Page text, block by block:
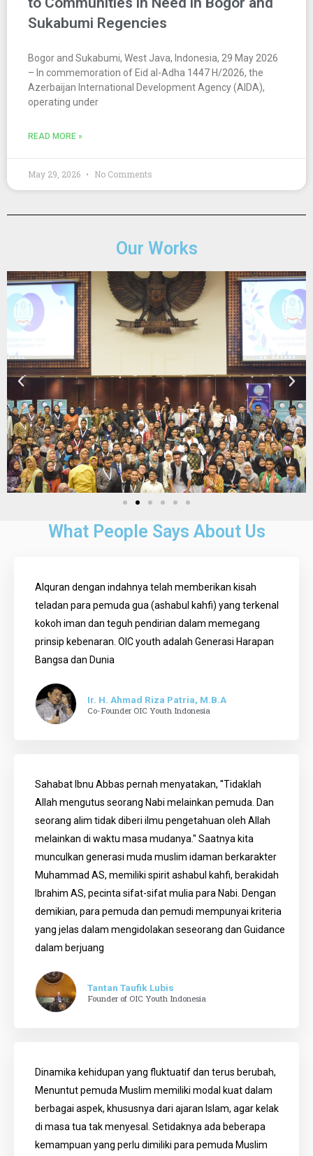
Sukabumi Regencies
Bogor and Sukabumi, West Java, Indonesia, 29 May 2026
– In commemoration of Eid al-Adha 1447 H/2026, the
Azerbaijan International Development Agency (AIDA),
operating under
READ MORE »
May 29, 2026 No Comments
Our Works
What People Says About Us
Alquran dengan indahnya telah memberikan kisah
teladan para pemuda gua (ashabul kahfi) yang terkenal
kokoh iman dan teguh pendirian dalam memegang
prinsip kebenaran. OIC youth adalah Generasi Harapan
Bangsa dan Dunia
Ir. H. Ahmad Riza Patria, M.B.A
Co-Founder OIC Youth Indonesia
Sahabat Ibnu Abbas pernah menyatakan, ''Tidaklah
Allah mengutus seorang Nabi melainkan pemuda. Dan
seorang alim tidak diberi ilmu pengetahuan oleh Allah
melainkan di waktu masa mudanya.'' Saatnya kita
munculkan generasi muda muslim idaman berkarakter
Muhammad AS, memiliki spirit ashabul kahfi, berakidah
Ibrahim AS, pecinta sifat-sifat mulia para Nabi. Dengan
demikian, para pemuda dan pemudi mempunyai kriteria
yang jelas dalam mengidolakan seseorang dan Guidance
dalam berjuang
Tantan Taufik Lubis
Founder of OIC Youth Indonesia
Dinamika kehidupan yang fluktuatif dan terus berubah,
Menuntut pemuda Muslim memiliki modal kuat dalam
berbagai aspek, khususnya dari ajaran Islam, agar kelak
di masa tua tak menyesal. Setidaknya ada beberapa
kemampuan yang perlu dimiliki para pemuda Muslim